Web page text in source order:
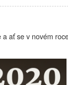
ať se v novém